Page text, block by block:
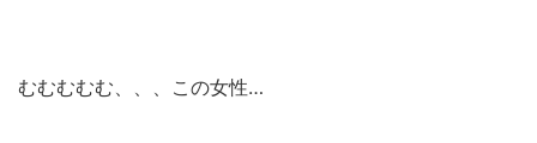
むむむむむ、、、この女性…